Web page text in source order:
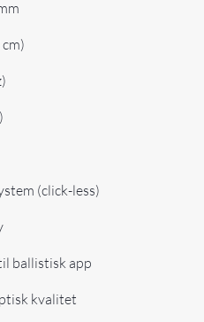
(click-less)
ballistisk app
kvalitet